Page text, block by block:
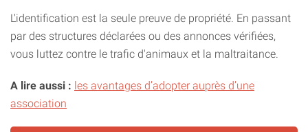
L'identification est la seule preuve de propriété. En passant
par des structures déclarées ou des annonces vérifiées,
vous luttez contre le trafic d'animaux et la maltraitance.
A lire aussi : les avantages d’adopter auprès d’une
association